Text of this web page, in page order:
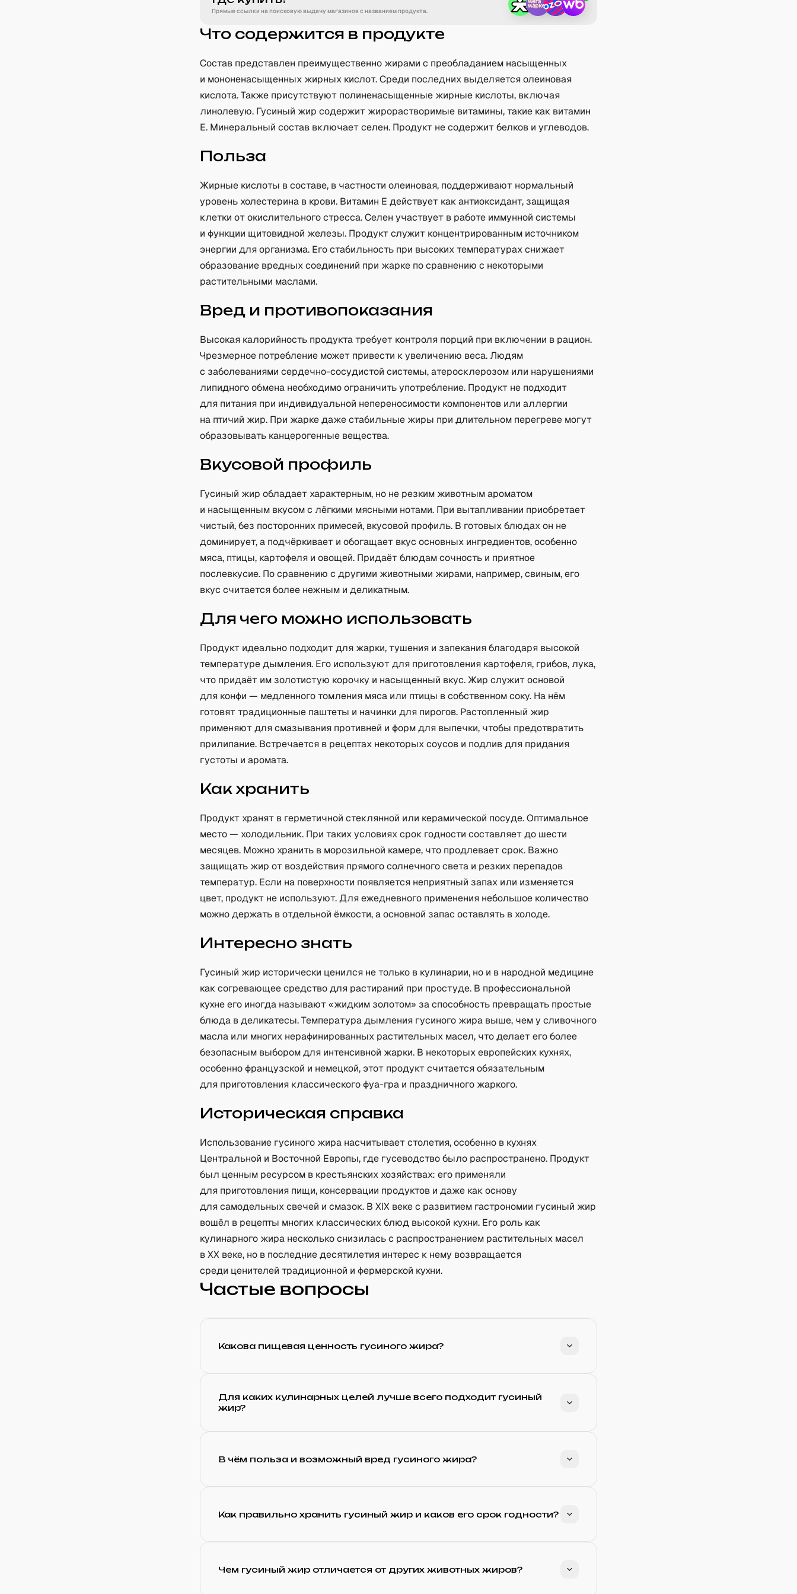
Прямые ссылки на поисковую выдачу магазинов с названием продукта.
Что содержится в продукте
Состав представлен преимущественно жирами с преобладанием насыщенных
и мононенасыщенных жирных кислот. Среди последних выделяется олеиновая
кислота. Также присутствуют полиненасыщенные жирные кислоты, включая
линолевую. Гусиный жир содержит жирорастворимые витамины, такие как витамин
E. Минеральный состав включает селен. Продукт не содержит белков и углеводов.
Польза
Жирные кислоты в составе, в частности олеиновая, поддерживают нормальный
уровень холестерина в крови. Витамин E действует как антиоксидант, защищая
клетки от окислительного стресса. Селен участвует в работе иммунной системы
и функции щитовидной железы. Продукт служит концентрированным источником
энергии для организма. Его стабильность при высоких температурах снижает
образование вредных соединений при жарке по сравнению с некоторыми
растительными маслами.
Вред и противопоказания
Высокая калорийность продукта требует контроля порций при включении в рацион.
Чрезмерное потребление может привести к увеличению веса. Людям
с заболеваниями сердечно-сосудистой системы, атеросклерозом или нарушениями
липидного обмена необходимо ограничить употребление. Продукт не подходит
для питания при индивидуальной непереносимости компонентов или аллергии
на птичий жир. При жарке даже стабильные жиры при длительном перегреве могут
образовывать канцерогенные вещества.
Вкусовой профиль
Гусиный жир обладает характерным, но не резким животным ароматом
и насыщенным вкусом с лёгкими мясными нотами. При вытапливании приобретает
чистый, без посторонних примесей, вкусовой профиль. В готовых блюдах он не
доминирует, а подчёркивает и обогащает вкус основных ингредиентов, особенно
мяса, птицы, картофеля и овощей. Придаёт блюдам сочность и приятное
послевкусие. По сравнению с другими животными жирами, например, свиным, его
вкус считается более нежным и деликатным.
Для чего можно использовать
Продукт идеально подходит для жарки, тушения и запекания благодаря высокой
температуре дымления. Его используют для приготовления картофеля, грибов, лука,
что придаёт им золотистую корочку и насыщенный вкус. Жир служит основой
для конфи — медленного томления мяса или птицы в собственном соку. На нём
готовят традиционные паштеты и начинки для пирогов. Растопленный жир
применяют для смазывания противней и форм для выпечки, чтобы предотвратить
прилипание. Встречается в рецептах некоторых соусов и подлив для придания
густоты и аромата.
Как хранить
Продукт хранят в герметичной стеклянной или керамической посуде. Оптимальное
место — холодильник. При таких условиях срок годности составляет до шести
месяцев. Можно хранить в морозильной камере, что продлевает срок. Важно
защищать жир от воздействия прямого солнечного света и резких перепадов
температур. Если на поверхности появляется неприятный запах или изменяется
цвет, продукт не используют. Для ежедневного применения небольшое количество
можно держать в отдельной ёмкости, а основной запас оставлять в холоде.
Интересно знать
Гусиный жир исторически ценился не только в кулинарии, но и в народной медицине
как согревающее средство для растираний при простуде. В профессиональной
кухне его иногда называют «жидким золотом» за способность превращать простые
блюда в деликатесы. Температура дымления гусиного жира выше, чем у сливочного
масла или многих нерафинированных растительных масел, что делает его более
безопасным выбором для интенсивной жарки. В некоторых европейских кухнях,
особенно французской и немецкой, этот продукт считается обязательным
для приготовления классического фуа-гра и праздничного жаркого.
Историческая справка
Использование гусиного жира насчитывает столетия, особенно в кухнях
Центральной и Восточной Европы, где гусеводство было распространено. Продукт
был ценным ресурсом в крестьянских хозяйствах: его применяли
для приготовления пищи, консервации продуктов и даже как основу
для самодельных свечей и смазок. В XIX веке с развитием гастрономии гусиный жир
вошёл в рецепты многих классических блюд высокой кухни. Его роль как
кулинарного жира несколько снизилась с распространением растительных масел
в XX веке, но в последние десятилетия интерес к нему возвращается
среди ценителей традиционной и фермерской кухни.
Частые вопросы
Какова пищевая ценность гусиного жира?
Для каких кулинарных целей лучше всего подходит гусиный
жир?
В чём польза и возможный вред гусиного жира?
Как правильно хранить гусиный жир и каков его срок годности?
Чем гусиный жир отличается от других животных жиров?